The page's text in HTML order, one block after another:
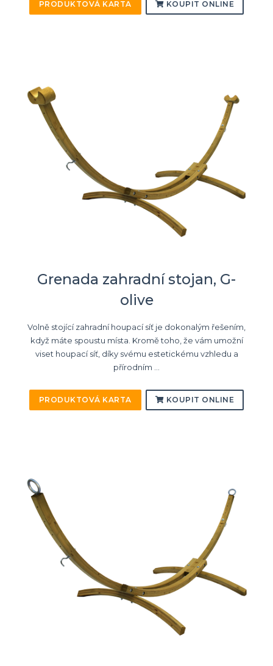
PRODUKTOVÁ KARTA KOUPIT ONLINE
Grenada zahradní stojan, G-
olive
Volně stojící zahradní houpací síť je dokonalým řešením,
když máte spoustu místa. Kromě toho, že vám umožní
viset houpací síť, díky svému estetickému vzhledu a
přírodním ...
PRODUKTOVÁ KARTA KOUPIT ONLINE